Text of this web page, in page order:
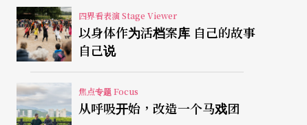
四界看表演 Stage Viewer
以身体作为活档案库 自己的故事
自己说
焦点专题 Focus
从呼吸开始，改造一个马戏团